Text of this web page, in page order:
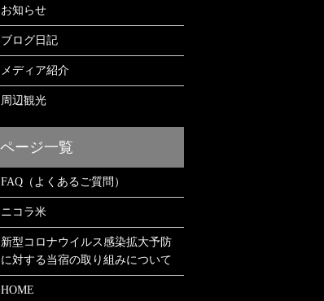
お知らせ
ブログ日記
メディア紹介
周辺観光
FAQ（よくあるご質問）
ニコラ米
新型コロナウイルス感染拡大予防
に対する当宿の取り組みについて
HOME